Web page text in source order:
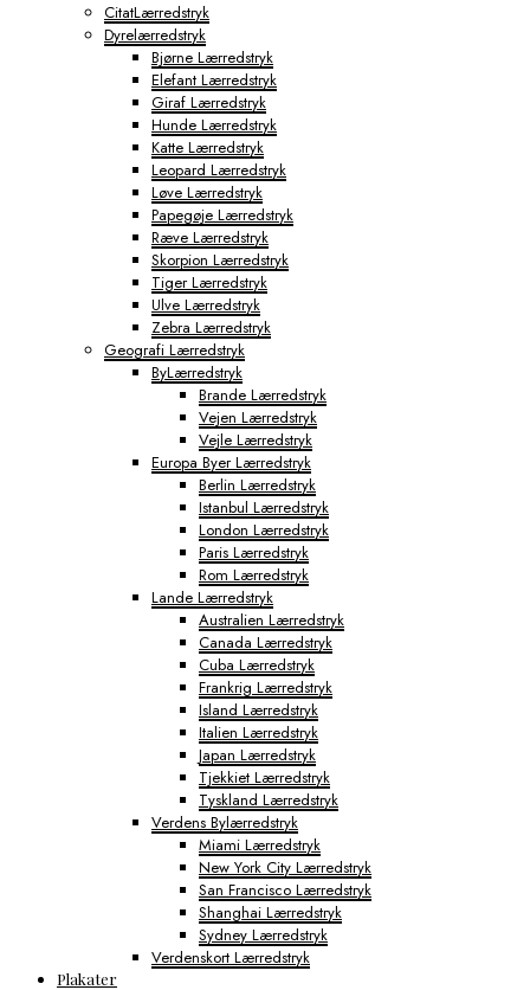
CitatLærredstryk
Dyrelærredstryk
Bjørne Lærredstryk
Elefant Lærredstryk
Giraf Lærredstryk
Hunde Lærredstryk
Katte Lærredstryk
Leopard Lærredstryk
Løve Lærredstryk
Papegøje Lærredstryk
Ræve Lærredstryk
Skorpion Lærredstryk
Tiger Lærredstryk
Ulve Lærredstryk
Zebra Lærredstryk
Geografi Lærredstryk
ByLærredstryk
Brande Lærredstryk
Vejen Lærredstryk
Vejle Lærredstryk
Europa Byer Lærredstryk
Berlin Lærredstryk
Istanbul Lærredstryk
London Lærredstryk
Paris Lærredstryk
Rom Lærredstryk
Lande Lærredstryk
Australien Lærredstryk
Canada Lærredstryk
Cuba Lærredstryk
Frankrig Lærredstryk
Island Lærredstryk
Italien Lærredstryk
Japan Lærredstryk
Tjekkiet Lærredstryk
Tyskland Lærredstryk
Verdens Bylærredstryk
Miami Lærredstryk
New York City Lærredstryk
San Francisco Lærredstryk
Shanghai Lærredstryk
Sydney Lærredstryk
Verdenskort Lærredstryk
Plakater